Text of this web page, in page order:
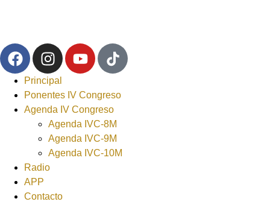
Principal
Ponentes IV Congreso
Agenda IV Congreso
Agenda IVC-8M
Agenda IVC-9M
Agenda IVC-10M
Radio
APP
Contacto